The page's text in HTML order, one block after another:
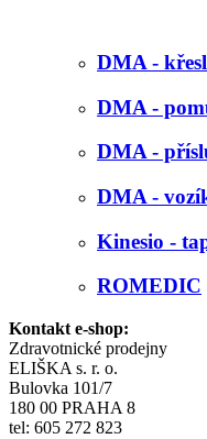
DMA -
DMA -
DMA -
DMA -
Kinesio -
ROMEDIC
Kontakt e-shop:
Zdravotnické prodejny
ELIŠKA s. r. o.
Bulovka 101/7
180 00 PRAHA 8
tel: 605 272 823